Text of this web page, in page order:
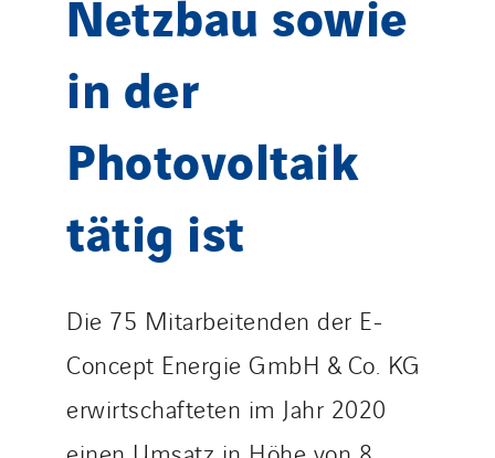
in der
Photovoltaik
tätig ist
Die 75 Mitarbeitenden der E-
Concept Energie GmbH & Co. KG
erwirtschafteten im Jahr 2020